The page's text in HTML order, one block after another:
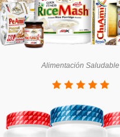
Alimentación Saludable